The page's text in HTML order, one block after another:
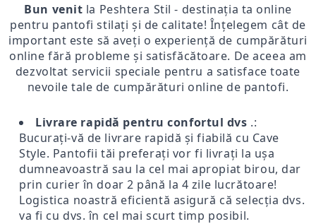
Bun venit la Peshtera Stil - destinația ta online
pentru pantofi stilați și de calitate! Înțelegem cât de
important este să aveți o experiență de cumpărături
online fără probleme și satisfăcătoare. De aceea am
dezvoltat servicii speciale pentru a satisface toate
nevoile tale de cumpărături online de pantofi.
Livrare rapidă pentru confortul dvs .:
Bucurați-vă de livrare rapidă și fiabilă cu Cave
Style. Pantofii tăi preferați vor fi livrați la ușa
dumneavoastră sau la cel mai apropiat birou, dar
prin curier în doar 2 până la 4 zile lucrătoare!
Logistica noastră eficientă asigură că selecția dvs.
va fi cu dvs. în cel mai scurt timp posibil.